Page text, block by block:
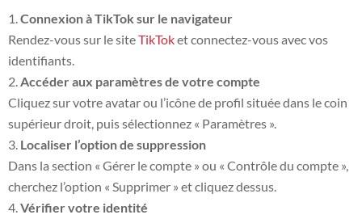
Connexion à TikTok sur le navigateur
Rendez-vous sur le siteTikToket connectez-vous avec vos
identifiants.
Accéder aux paramètres de votre compte
Cliquez sur votre avatar ou l’icône de profil située dans le coin
supérieur droit, puis sélectionnez « Paramètres ».
Localiser l’option de suppression
Dans la section « Gérer le compte » ou « Contrôle du compte »,
cherchez l’option « Supprimer » et cliquez dessus.
Vérifier votre identité